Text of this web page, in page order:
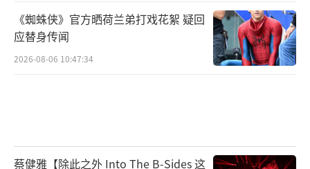
《蜘蛛侠》官方晒荷兰弟打戏花絮 疑回
应替身传闻
2026-08-06 10:47:34
蔡健雅【除此之外 Into The B-Sides 这